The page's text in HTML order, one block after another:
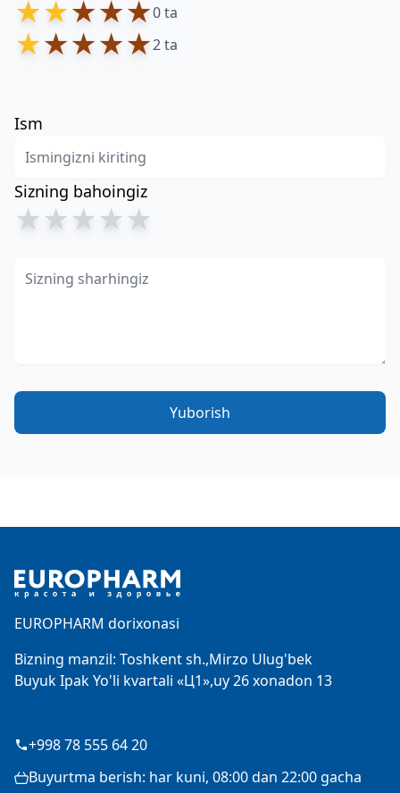
★★★★★0 ta
★★★★★2 ta
Ism
Sizning bahoingiz
★★★★★
Yuborish
EUROPHARM dorixonasi
Bizning manzil: Toshkent sh.,Mirzo Ulug'bek
Buyuk Ipak Yo'li kvartali «Ц1»,uy 26 xonadon 13
+998 78 555 64 20
Buyurtma berish: har kuni, 08:00 dan 22:00 gacha